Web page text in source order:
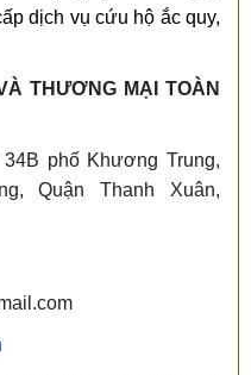
dịch vụ cứu hộ ắc quy,
THƯƠNG MẠI TOÀN
phố Khương Trung,
Quận Thanh Xuân,